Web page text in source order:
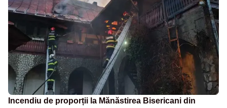
Incendiu de proporții la Mănăstirea Bisericani din